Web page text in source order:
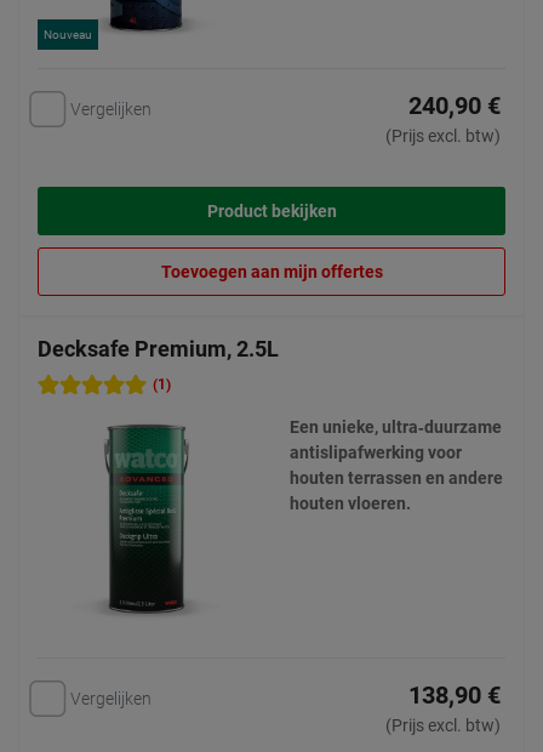
Nouveau
Vergelijken 240,90 €
(Prijs excl. btw)
Product bekijken
Toevoegen aan mijn offertes
Decksafe Premium, 2.5L
(1)
Een unieke, ultra‑duurzame
antislipafwerking voor
houten terrassen en andere
houten vloeren.
Vergelijken 138,90 €
(Prijs excl. btw)